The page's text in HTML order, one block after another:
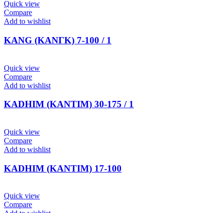
Quick view
Compare
Add to wishlist
KANG (ΚΑΝΓΚ) 7-100 / 1
Quick view
Compare
Add to wishlist
KADHIM (ΚΑΝΤΙΜ) 30-175 / 1
Quick view
Compare
Add to wishlist
KADHIM (ΚΑΝΤΙΜ) 17-100
Quick view
Compare